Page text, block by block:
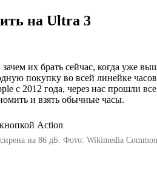
на Ultra 3
их брать сейчас, когда уже
покупку во всей линейке
с 2012 года, через нас прошли
и взять обычные часы.
на 86 дБ. Фото: Wikimedia